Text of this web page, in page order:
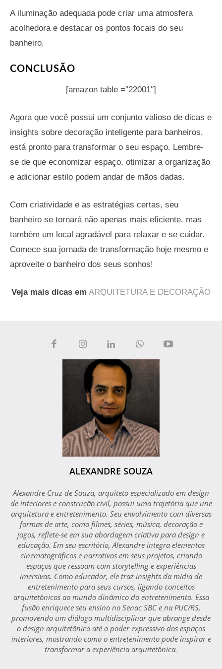
A iluminação adequada pode criar uma atmosfera
acolhedora e destacar os pontos focais do seu
banheiro.
CONCLUSÃO
[amazon table =”22001″]
Agora que você possui um conjunto valioso de dicas e
insights sobre decoração inteligente para banheiros,
está pronto para transformar o seu espaço. Lembre-
se de que economizar espaço, otimizar a organização
e adicionar estilo podem andar de mãos dadas.
Com criatividade e as estratégias certas, seu
banheiro se tornará não apenas mais eficiente, mas
também um local agradável para relaxar e se cuidar.
Comece sua jornada de transformação hoje mesmo e
aproveite o banheiro dos seus sonhos!
Veja mais dicas em ARQUITETURA E DECORAÇÃO
ALEXANDRE SOUZA
Alexandre Cruz de Souza, arquiteto especializado em design
de interiores e construção civil, possui uma trajetória que une
arquitetura e entretenimento. Seu envolvimento com diversas
formas de arte, como filmes, séries, música, decoração e
jogos, reflete-se em sua abordagem criativa para design e
educação. Em seu escritório, Alexandre integra elementos
cinematográficos e narrativos em seus projetos, criando
espaços que ressoam com storytelling e experiências
imersivas. Como educador, ele traz insights da mídia de
entretenimento para seus cursos, ligando conceitos
arquitetônicos ao mundo dinâmico do entretenimento. Essa
fusão enriquece seu ensino no Senac SBC e na PUC/RS,
promovendo um diálogo multidisciplinar que abrange desde
o design arquitetônico até o poder expressivo dos espaços
interiores, mostrando como o entretenimento pode inspirar e
transformar a experiência arquitetônica.